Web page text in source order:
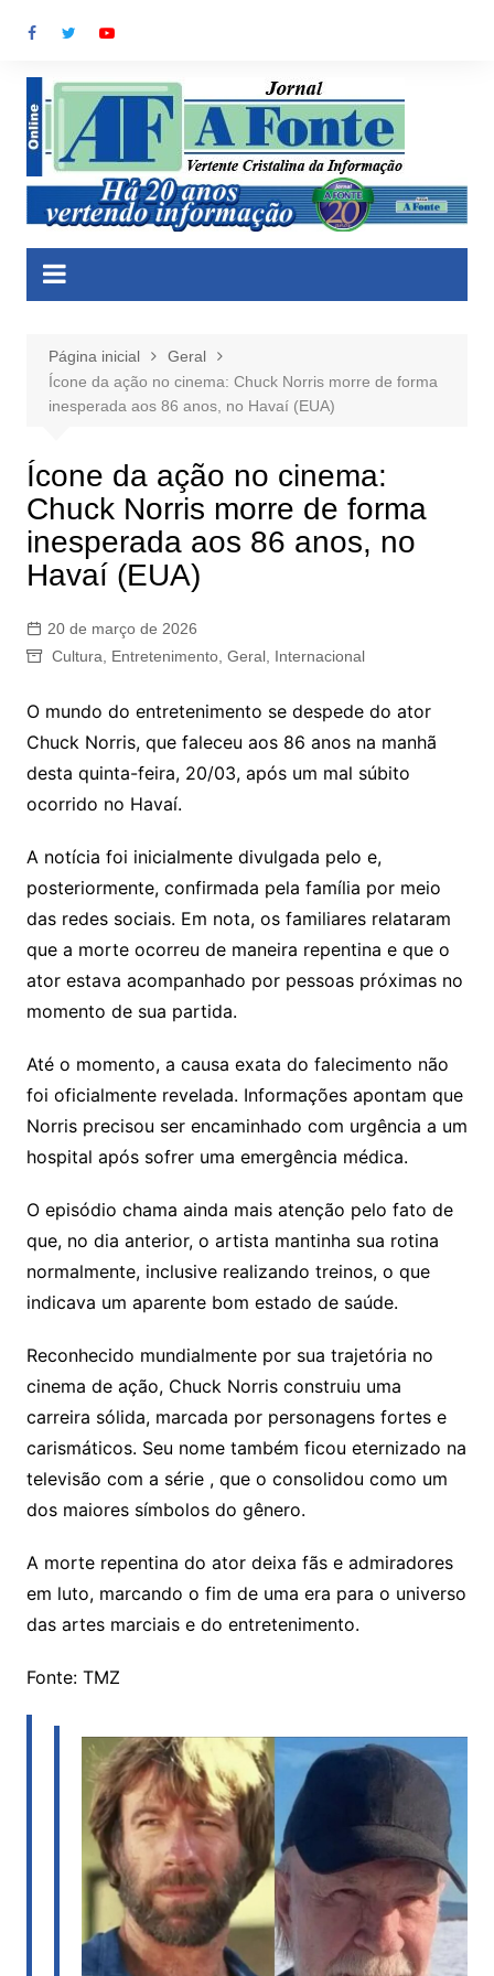
para
conteúdo
Página inicial
Geral
Ícone da ação no cinema: Chuck Norris morre de forma
inesperada aos 86 anos, no Havaí (EUA)
Ícone da ação no cinema:
Chuck Norris morre de forma
inesperada aos 86 anos, no
Havaí (EUA)
20 de março de 2026
Cultura
Entretenimento, Geral, Internacional
O mundo do entretenimento se despede do ator
Chuck Norris, que faleceu aos 86 anos na manhã
desta quinta-feira, 20/03, após um mal súbito
ocorrido no Havaí.
A notícia foi inicialmente divulgada pelo e,
posteriormente, confirmada pela família por meio
das redes sociais. Em nota, os familiares relataram
que a morte ocorreu de maneira repentina e que o
ator estava acompanhado por pessoas próximas no
momento de sua partida.
Até o momento, a causa exata do falecimento não
foi oficialmente revelada. Informações apontam que
Norris precisou ser encaminhado com urgência a um
hospital após sofrer uma emergência médica.
O episódio chama ainda mais atenção pelo fato de
que, no dia anterior, o artista mantinha sua rotina
normalmente, inclusive realizando treinos, o que
indicava um aparente bom estado de saúde.
Reconhecido mundialmente por sua trajetória no
cinema de ação, Chuck Norris construiu uma
carreira sólida, marcada por personagens fortes e
carismáticos. Seu nome também ficou eternizado na
televisão com a série , que o consolidou como um
dos maiores símbolos do gênero.
A morte repentina do ator deixa fãs e admiradores
em luto, marcando o fim de uma era para o universo
das artes marciais e do entretenimento.
Fonte: TMZ